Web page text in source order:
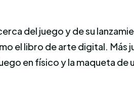
del juego y de su
el libro de arte digital. Más
en físico y la maqueta de